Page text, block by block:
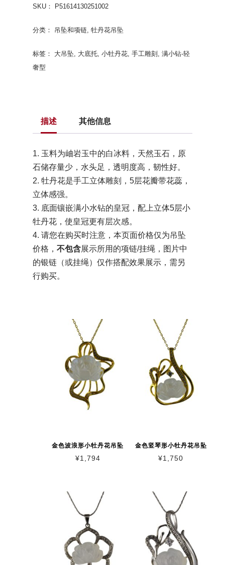
SKU： P51614130251002
分类： 吊坠和项链, 牡丹花吊坠
标签： 大吊坠, 大底托, 小牡丹花, 手工雕刻 , 满小钻-轻
奢型
描述 其他信息
1. 玉料为岫岩玉中的白冰料，天然玉石，原
石储存量少，水头足，透明度高，韧性好。
2. 牡丹花是手工立体雕刻，5层花瓣带花蕊，
立体感强。
3. 底面镶嵌满小水钻的皇冠，配上立体5层小
牡丹花，使皇冠更有层次感。
4. 请您在购买时注意，本页面价格仅为吊坠
价格， 不包含展示所用的项链/挂绳，图片中
的银链（或挂绳）仅作搭配效果展示，需另
行购买。
金色波浪形小牡丹花吊坠
¥1,794
金色竖琴形小牡丹花吊坠
¥1,750